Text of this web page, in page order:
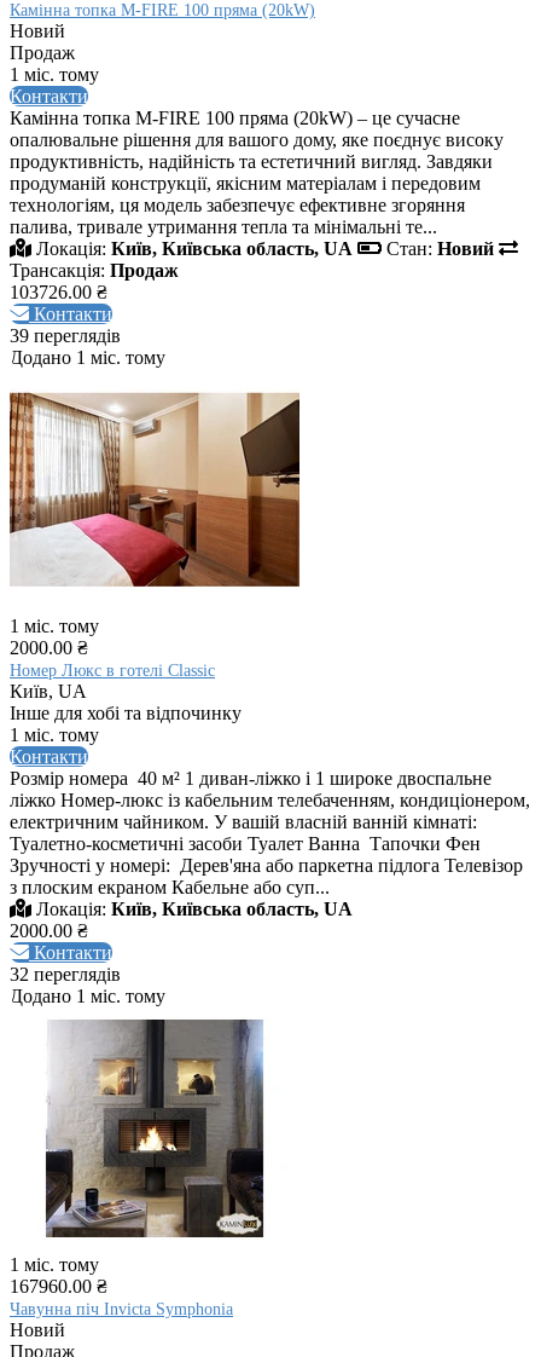
Камінна топка M-FIRE 100 пряма (20kW)
Новий
Продаж
1 міс. тому
Контакти
Камінна топка M-FIRE 100 пряма (20kW) – це сучасне
опалювальне рішення для вашого дому, яке поєднує високу
продуктивність, надійність та естетичний вигляд. Завдяки
продуманій конструкції, якісним матеріалам і передовим
технологіям, ця модель забезпечує ефективне згоряння
палива, тривале утримання тепла та мінімальні те...
Локація: Київ, Київська область, UA Стан: Новий
Трансакція: Продаж
103726.00 ₴
Контакти
39 переглядів
Додано 1 міс. тому
1 міс. тому
2000.00 ₴
Номер Люкс в готелі Classic
Київ, UA
Інше для хобі та відпочинку
1 міс. тому
Контакти
Розмір номера 40 м² 1 диван-ліжко і 1 широке двоспальне
ліжко Номер-люкс із кабельним телебаченням, кондиціонером,
електричним чайником. У вашій власній ванній кімнаті:
Туалетно-косметичні засоби Туалет Ванна Тапочки Фен
Зручності у номері: ​ Дерев'яна або паркетна підлога Телевізор
з плоским екраном Кабельне або суп...
Локація: Київ, Київська область, UA
2000.00 ₴
Контакти
32 переглядів
Додано 1 міс. тому
1 міс. тому
167960.00 ₴
Чавунна піч Invicta Symphonia
Новий
Продаж